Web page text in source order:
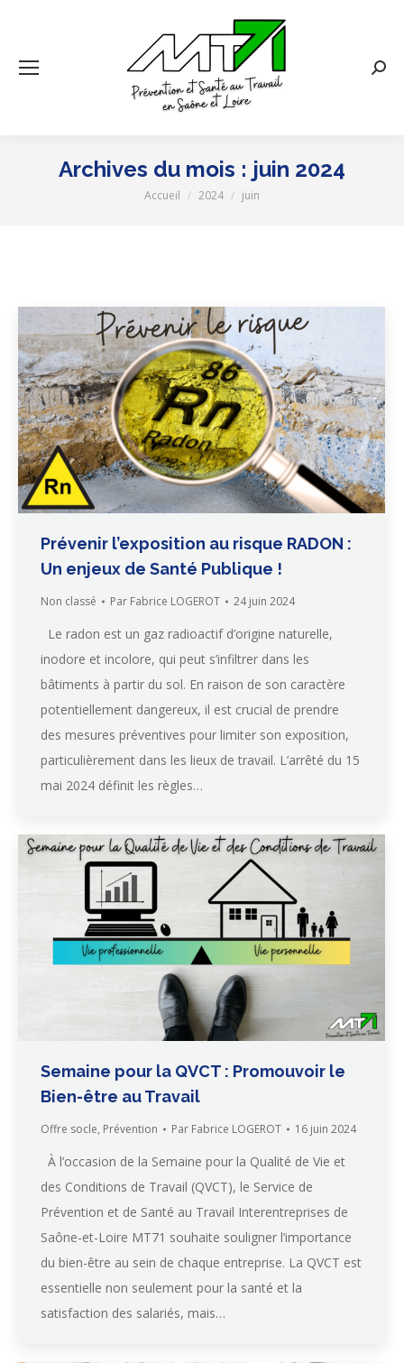
Archives du mois : juin 2024
Vous êtes ici :
Accueil 2024 juin
Prévenir l’exposition au risque RADON :
Un enjeux de Santé Publique !
Non classé Par Fabrice LOGEROT 24 juin 2024
Le radon est un gaz radioactif d’origine naturelle,
inodore et incolore, qui peut s’infiltrer dans les
bâtiments à partir du sol. En raison de son caractère
potentiellement dangereux, il est crucial de prendre
des mesures préventives pour limiter son exposition,
particulièrement dans les lieux de travail. L’arrêté du 15
mai 2024 définit les règles…
Semaine pour la QVCT : Promouvoir le
Bien-être au Travail
Offre socle, Prévention Par Fabrice LOGEROT 16 juin 2024
À l’occasion de la Semaine pour la Qualité de Vie et
des Conditions de Travail (QVCT), le Service de
Prévention et de Santé au Travail Interentreprises de
Saône-et-Loire MT71 souhaite souligner l’importance
du bien-être au sein de chaque entreprise. La QVCT est
essentielle non seulement pour la santé et la
satisfaction des salariés, mais…